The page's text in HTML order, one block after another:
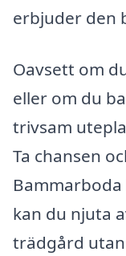
erbjuder den
Oavsett om
eller om du
trivsam
Ta chansen
kan du njuta
trädgård